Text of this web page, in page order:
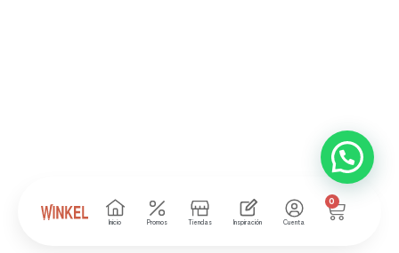
Inicio Promos Tiendas Inspiración Cuenta
0